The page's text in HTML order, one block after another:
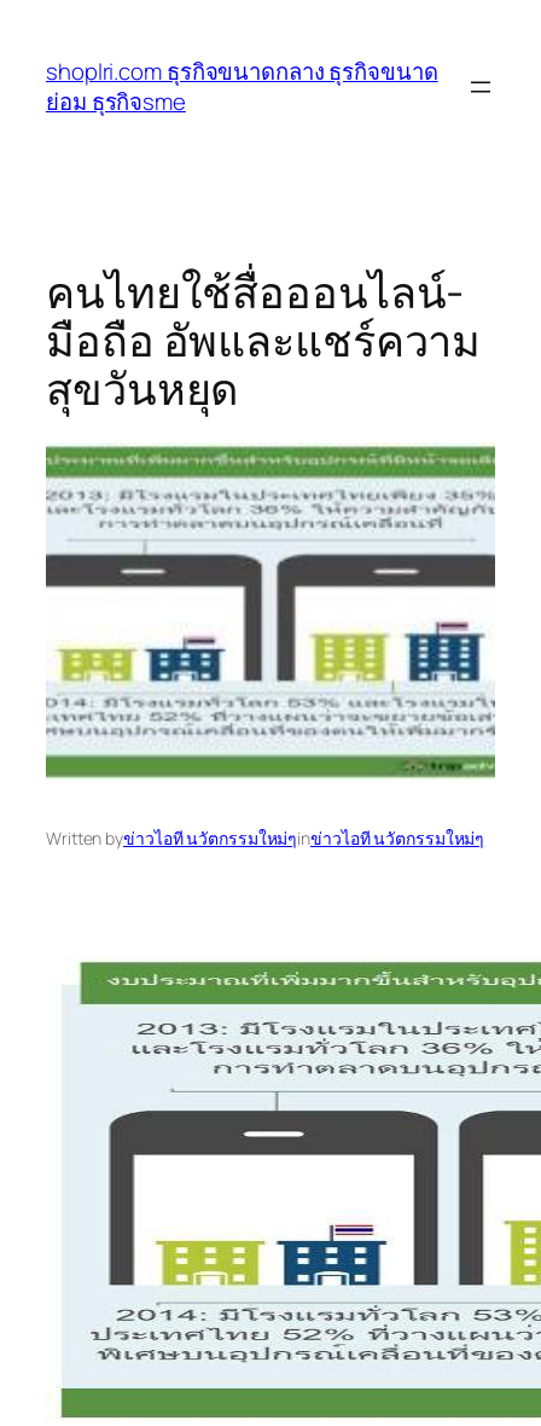
เนื้อหา
shoplri.com ธุรกิจขนาดกลาง ธุรกิจขนาด
ย่อม ธุรกิจsme
คนไทยใช้สื่อออนไลน์-
มือถือ อัพและแชร์ความ
สุขวันหยุด
Written byข่าวไอที นวัตกรรมใหม่ๆinข่าวไอที นวัตกรรมใหม่ๆ